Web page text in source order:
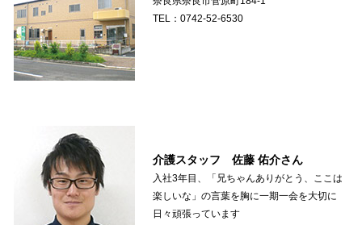
TEL：0742-52-6530
介護スタッフ 佐藤 佑介さん
入社3年目、「兄ちゃんありがとう、ここは
楽しいな」の言葉を胸に一期一会を大切に
日々頑張っています